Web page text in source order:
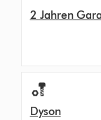
2 Jahren
Dyson